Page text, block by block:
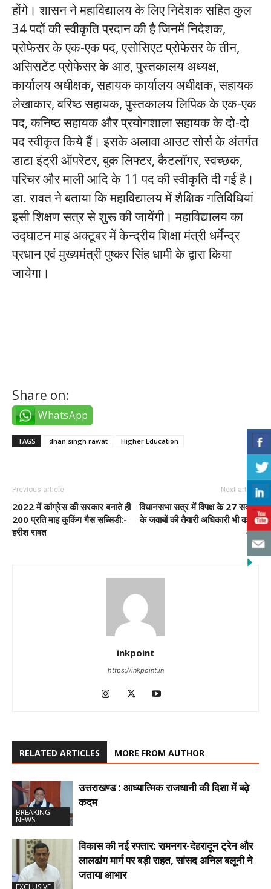
होंगे। शासन ने महाविद्यालय के लिए निदेशक सहित कुल
34 पदों की स्वीकृति प्रदान की है जिनमें निदेशक,
प्रोफेसर के एक-एक पद, एसोसिएट प्रोफेसर के तीन,
असिसटेंट प्रोफेसर के आठ, पुस्तकालय अध्यक्ष,
कार्यालय अधीक्षक, सहायक कार्यालय अधीक्षक, सहायक
लेखाकार, वरिष्ठ सहायक, पुस्तकालय लिपिक के एक-एक
पद, कनिष्ठ सहायक और प्रयोगशाला सहायक के दो-दो
पद स्वीकृत किये हैं। इसके अलावा आउट सोर्स के अंतर्गत
डाटा इंट्री ऑपरेटर, बुक लिफ्टर, कैटलॉगर, स्वच्छक,
परिचर और माली आदि के 11 पद की स्वीकृति दी गई है।
डा. रावत ने बताया कि महाविद्यालय में शैक्षिक गतिविधियां
इसी शिक्षण सत्र से शुरू की जायेंगी। महाविद्यालय का
उद्घाटन माह अक्टूबर में केन्द्रीय शिक्षा मंत्री धर्मेन्द्र
प्रधान एवं मुख्यमंत्री पुष्कर सिंह धामी के द्वारा किया
जायेगा।
Share on:
WhatsApp
TAGS dhan singh rawat Higher Education
Previous article
2022 में कांग्रेस की सरकार बनाते ही
200 प्रति माह कुकिंग गैस सब्सिडी:-
हरीश रावत
Next article
विधानसभा सत्र में विपक्ष के 27 सवालों
के जवाबों की तैयारी अधिकारी भी करके
आये
inkpoint
https://inkpoint.in
RELATED ARTICLES MORE FROM AUTHOR
BREAKING
NEWS
उत्तराखण्ड : आध्यात्मिक राजधानी की दिशा में बढ़े
कदम
विकास की नई रफ्तार: रामनगर-देहरादून ट्रेन और
लालढांग मार्ग पर बड़ी राहत, सांसद अनिल बलूनी ने
जताया आभार